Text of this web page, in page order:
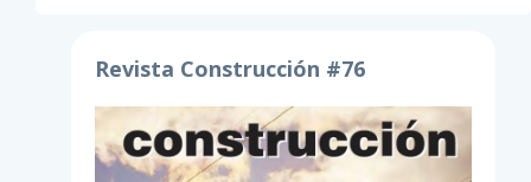
Revista Construcción #76